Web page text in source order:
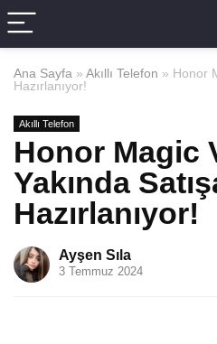
Ana Sayfa » Akıllı Telefon » Honor
Hazırlanıyor!
Akıllı Telefon
Honor Magic
Yakında
Hazırlanıyor!
Ayşen Sıla
3 Temmuz 2024